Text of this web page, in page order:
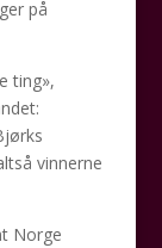
på
ting»,
vinnerne
Norge